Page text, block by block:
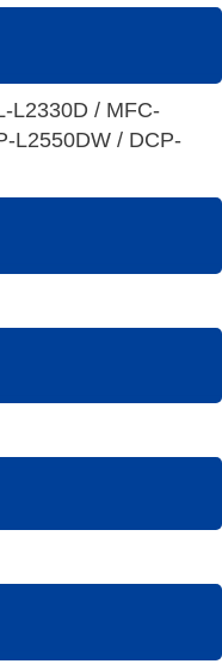
L2330D / MFC-
L2550DW / DCP-